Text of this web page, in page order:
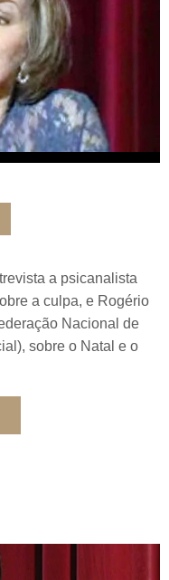
a psicanalista
a culpa, e Rogério
Nacional de
sobre o Natal e o